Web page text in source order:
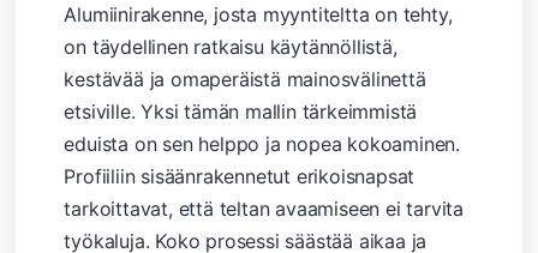
Alumiinirakenne, josta myyntiteltta on tehty,
on täydellinen ratkaisu käytännöllistä,
kestävää ja omaperäistä mainosvälinettä
etsiville. Yksi tämän mallin tärkeimmistä
eduista on sen helppo ja nopea kokoaminen.
Profiiliin sisäänrakennetut erikoisnapsat
tarkoittavat, että teltan avaamiseen ei tarvita
työkaluja. Koko prosessi säästää aikaa ja